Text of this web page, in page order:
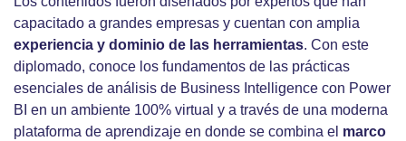
capacitado a grandes empresas y cuentan con amplia
experiencia y dominio de las herramientas. Con este
diplomado, conoce los fundamentos de las prácticas
esenciales de análisis de Business Intelligence con Power
BI en un ambiente 100% virtual y a través de una moderna
plataforma de aprendizaje en donde se combina el marco